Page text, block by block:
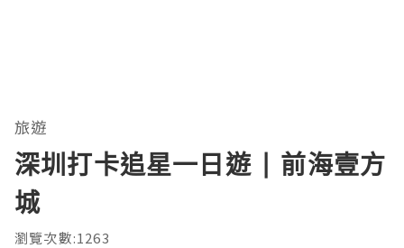
旅遊
深圳打卡追星一日遊 | 前海壹方
城
瀏覽次數:1263